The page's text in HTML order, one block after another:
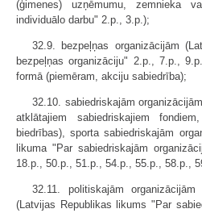
(ģimenes) uzņēmumu, zemnieka
individuālo darbu" 2.p., 3.p.);
32.9. bezpeļņas organizācijām
bezpeļņas organizāciju" 2.p., 7.p.,
formā (piemēram, akciju sabiedrība);
32.10. sabiedriskajām
atklātajiem sabiedriskajiem
biedrības), sporta sabiedriskajām
likuma "Par sabiedriskajām
18.p., 50.p., 51.p., 54.p., 55.p., 58.p.,
32.11. politiskajām
(Latvijas Republikas likums "Par